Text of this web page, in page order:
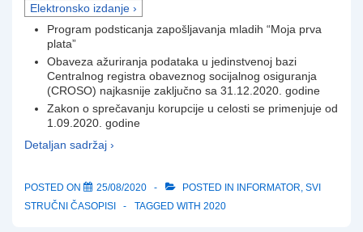
Elektronsko izdanje ›
Program podsticanja zapošljavanja mladih “Moja prva
plata”
Obaveza ažuriranja podataka u jedinstvenoj bazi
Centralnog registra obaveznog socijalnog osiguranja
(CROSO) najkasnije zaključno sa 31.12.2020. godine
Zakon o sprečavanju korupcije u celosti se primenjuje od
1.09.2020. godine
Detaljan sadržaj ›
POSTED ON 25/08/2020 POSTED IN INFORMATOR SVI
STRUČNI ČASOPISI
TAGGED WITH 2020